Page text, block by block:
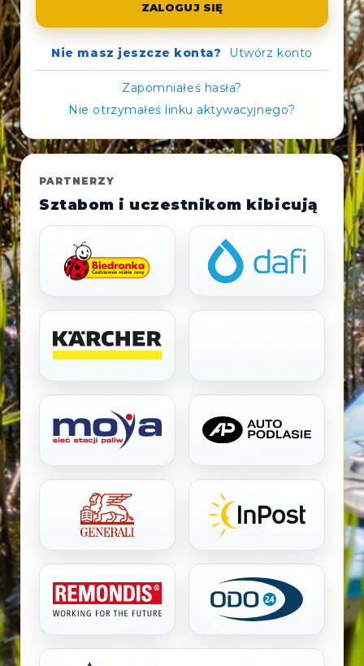
ZALOGUJ SIĘ
Nie masz jeszcze konta? Utwórz konto
Zapomniałeś hasła?
Nie otrzymałeś linku aktywacyjnego?
PARTNERZY
Sztabom i uczestnikom kibicują